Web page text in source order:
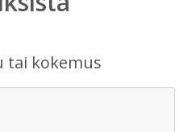
tai kokemus